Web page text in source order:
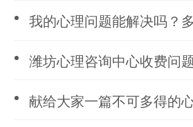
我的心理问题能解决吗？
潍坊心理咨询中心收费问
献给大家一篇不可多得的